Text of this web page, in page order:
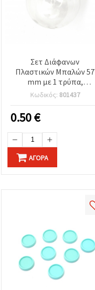
Σετ Διάφανων
Πλαστικών Μπαλών 57
mm με 1 τρύπα,
μεταλλικό καπάκι
25x25x10 mm και
μεταλλικό κρίκο
ανάρτησης 36 mm
Κωδικός: 801437
0.50€
ΑΓΟΡΆ